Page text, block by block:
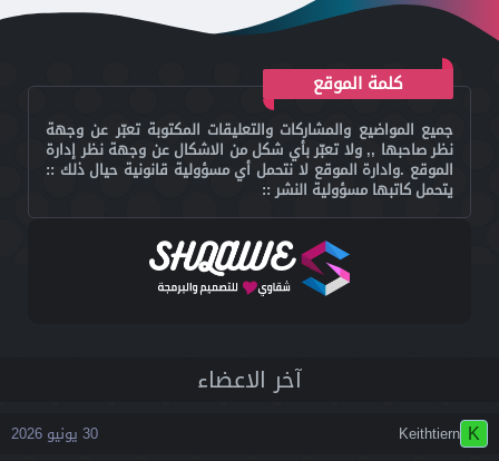
كلمة الموقع
جميع المواضيع والمشاركات والتعليقات المكتوبة تعبّر عن وجهة
نظر صاحبها ,, ولا تعبّر بأي شكل من الاشكال عن وجهة نظر إدارة
الموقع .وادارة الموقع لا نتحمل أي مسؤولية قانونية حيال ذلك ::
يتحمل كاتبها مسؤولية النشر ::
آخر اﻻعضاء
K
Keithtiern 30 يونيو 2026